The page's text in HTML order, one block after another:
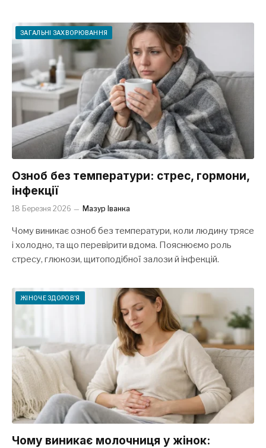
ЗАГАЛЬНІ ЗАХВОРЮВАННЯ
Озноб без температури: стрес, гормони,
інфекції
18 Березня 2026 Мазур Іванка
Чому виникає озноб без температури, коли людину трясе
і холодно, та що перевірити вдома. Пояснюємо роль
стресу, глюкози, щитоподібної залози й інфекцій.
ЖІНОЧЕ ЗДОРОВ'Я
Чому виникає молочниця у жінок: